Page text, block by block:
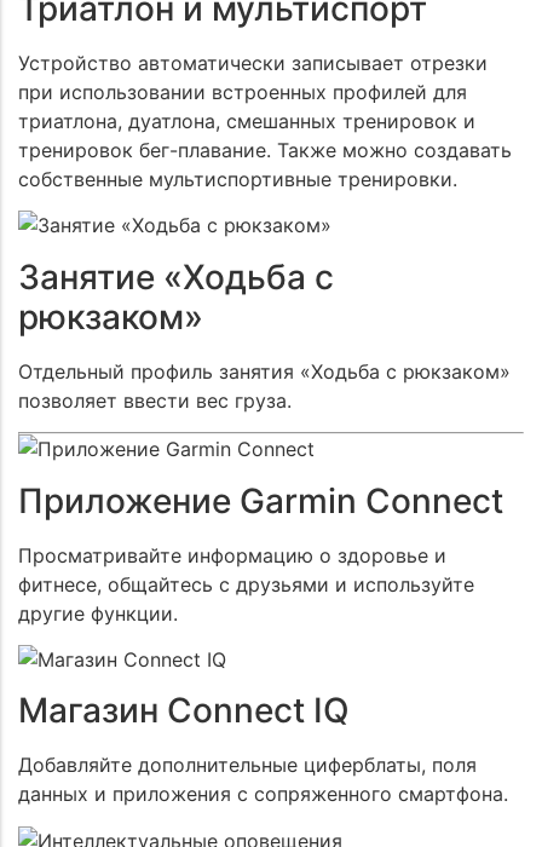
Триатлон и мультиспорт
Устройство автоматически записывает отрезки
при использовании встроенных профилей для
триатлона, дуатлона, смешанных тренировок и
тренировок бег-плавание. Также можно создавать
собственные мультиспортивные тренировки.
Занятие «Ходьба с
рюкзаком»
Отдельный профиль занятия «Ходьба с рюкзаком»
позволяет ввести вес груза.
Приложение Garmin Connect
Просматривайте информацию о здоровье и
фитнесе, общайтесь с друзьями и используйте
другие функции.
Магазин Connect IQ
Добавляйте дополнительные циферблаты, поля
данных и приложения с сопряженного смартфона.